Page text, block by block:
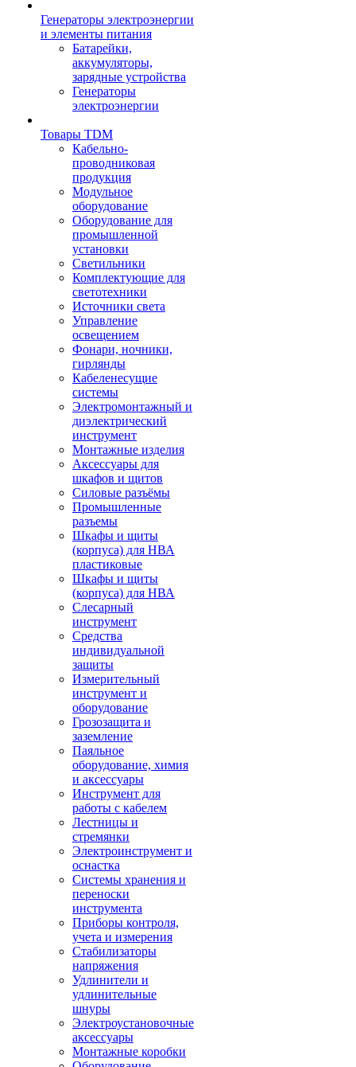
Генераторы электроэнергии
и элементы питания
Батарейки,
аккумуляторы,
зарядные устройства
Генераторы
электроэнергии
Товары TDM
Кабельно-
проводниковая
продукция
Модульное
оборудование
Оборудование для
промышленной
установки
Светильники
Комплектующие для
светотехники
Источники света
Управление
освещением
Фонари, ночники,
гирлянды
Кабеленесущие
системы
Электромонтажный и
диэлектрический
инструмент
Монтажные изделия
Аксессуары для
шкафов и щитов
Силовые разъёмы
Промышленные
разъемы
Шкафы и щиты
(корпуса) для НВА
пластиковые
Шкафы и щиты
(корпуса) для НВА
Слесарный
инструмент
Средства
индивидуальной
защиты
Измерительный
инструмент и
оборудование
Грозозащита и
заземление
Паяльное
оборудование, химия
и аксессуары
Инструмент для
работы с кабелем
Лестницы и
стремянки
Электроинструмент и
оснастка
Системы хранения и
переноски
инструмента
Приборы контроля,
учета и измерения
Стабилизаторы
напряжения
Удлинители и
удлинительные
шнуры
Электроустановочные
аксессуары
Монтажные коробки